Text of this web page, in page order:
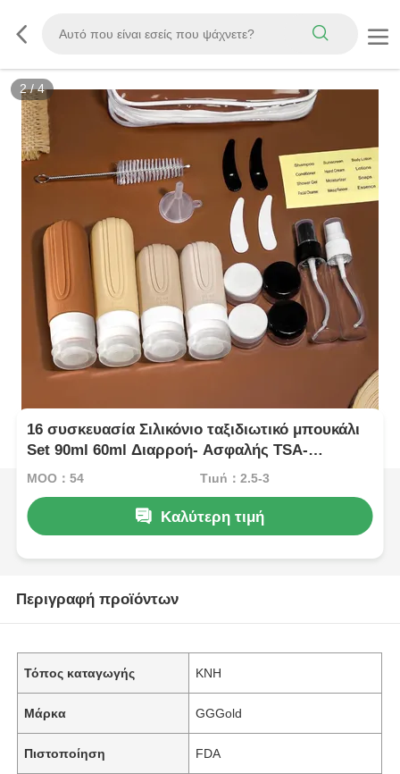
3/4
16 συσκευασία Σιλικόνιο ταξιδιωτικό μπουκάλι
Set 90ml 60ml Διαρροή- Ασφαλής TSA-
Εγκριθείσα
MOQ：54 Τιμή：2.5-3
Καλύτερη τιμή
Περιγραφή προϊόντων
Τόπος καταγωγής ΚΝΗ
Μάρκα GGGold
Πιστοποίηση FDA